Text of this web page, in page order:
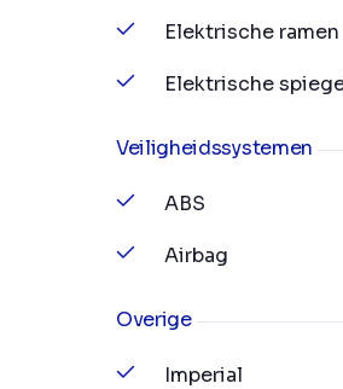
Elektrische ramen
Elektrische
Veiligheidssystemen
ABS
Airbag
Overige
Imperial